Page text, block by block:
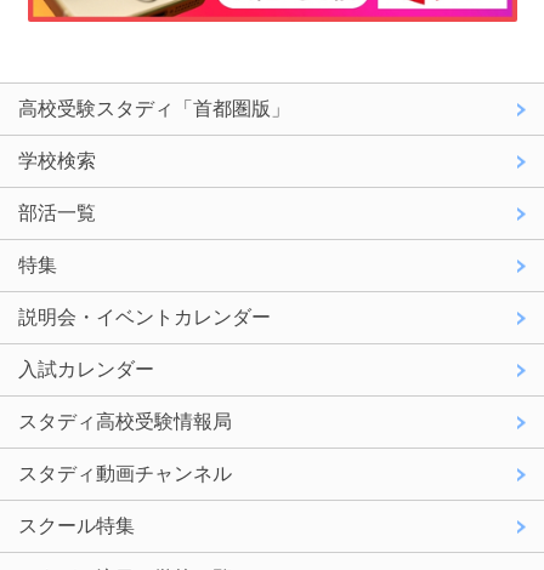
高校受験スタディ「首都圏版」
学校検索
部活一覧
特集
説明会・イベントカレンダー
入試カレンダー
スタディ高校受験情報局
スタディ動画チャンネル
スクール特集